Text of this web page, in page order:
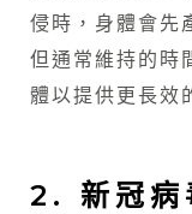
侵時，身體會先
但通常維持的時
體以提供更長效
2. 新冠病